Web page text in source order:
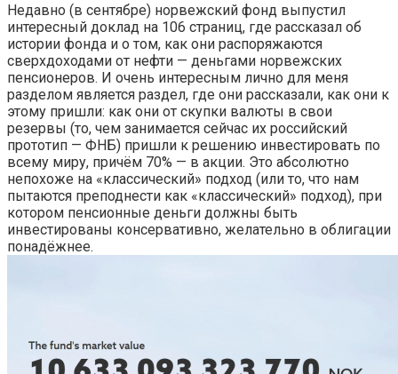
Недавно (в сентябре) норвежский фонд выпустил
интересный доклад на 106 страниц, где рассказал об
истории фонда и о том, как они распоряжаются
сверхдоходами от нефти — деньгами норвежских
пенсионеров. И очень интересным лично для меня
разделом является раздел, где они рассказали, как они к
этому пришли: как они от скупки валюты в свои
резервы (то, чем занимается сейчас их российский
прототип — ФНБ) пришли к решению инвестировать по
всему миру, причём 70% — в акции. Это абсолютно
непохоже на «классический» подход (или то, что нам
пытаются преподнести как «классический» подход), при
котором пенсионные деньги должны быть
инвестированы консервативно, желательно в облигации
понадёжнее.